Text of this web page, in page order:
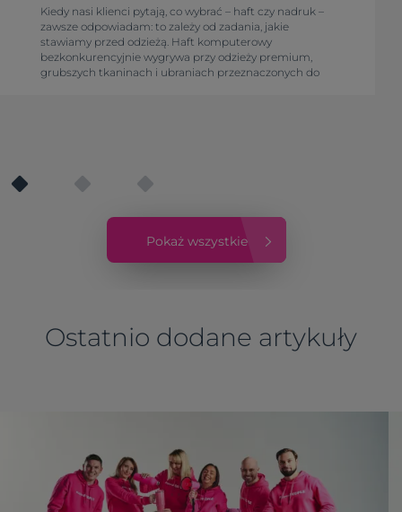
Kiedy nasi klienci pytają, co wybrać – haft czy nadruk –
zawsze odpowiadam: to zależy od zadania, jakie
stawiamy przed odzieżą. Haft komputerowy
bezkonkurencyjnie wygrywa przy odzieży premium,
grubszych tkaninach i ubraniach przeznaczonych do
ułatwić podjęcie trafnej decyzji.
Pokaż wszystkie
Ostatnio dodane artykuły